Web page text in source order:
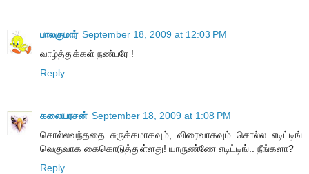
பாலகுமார் September 18, 2009 at 12:03 PM
வாழ்த்துக்கள் நண்பரே !
Reply
கலையரசன் September 18, 2009 at 1:08 PM
சொல்லவந்ததை சுருக்கமாகவும், விரைவாகவும் சொல்ல எடிட்டிங்
வெகுவாக கைகொடுத்துள்ளது! யாருண்ணே எடிட்டிங்.. நீங்களா?
Reply